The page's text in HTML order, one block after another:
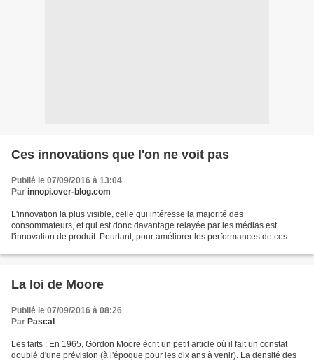
Ces innovations que l'on ne voit pas
Publié le 07/09/2016 à 13:04
Par innopi.over-blog.com
L'innovation la plus visible, celle qui intéresse la majorité des
consommateurs, et qui est donc davantage relayée par les médias est
l'innovation de produit. Pourtant, pour améliorer les performances de ces
La loi de Moore
Publié le 07/09/2016 à 08:26
Par Pascal
Les faits : En 1965, Gordon Moore écrit un petit article où il fait un constat
doublé d'une prévision (à l'époque pour les dix ans à venir). La densité des